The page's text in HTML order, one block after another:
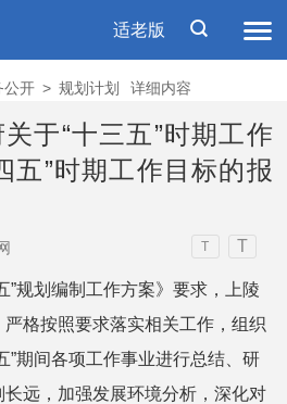
适老版
公开 > 规划计划 详细内容
于“十三五”时期工作
五”时期工作目标的报
T T
划编制工作方案》要求，上陵
格按照要求落实相关工作，组织
”期间各项工作事业进行总结、研
远，加强发展环境分析，深化对